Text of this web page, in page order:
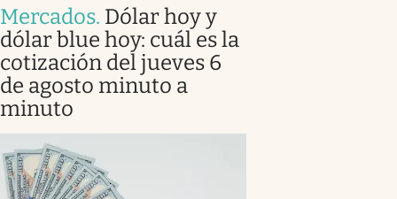
Mercados. Dólar hoy y
dólar blue hoy: cuál es la
cotización del jueves 6
de agosto minuto a
minuto